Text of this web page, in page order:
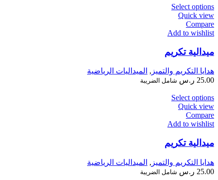
Select options
Quick view
Compare
Add to wishlist
ميدالية تكريم
هدايا التكريم والتميز , الميداليات الرياضية
25.00 ر.س شامل الضريبة
Select options
Quick view
Compare
Add to wishlist
ميدالية تكريم
هدايا التكريم والتميز , الميداليات الرياضية
25.00 ر.س شامل الضريبة